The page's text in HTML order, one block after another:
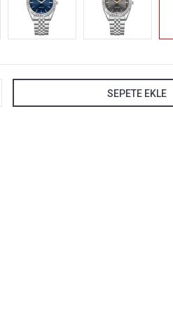
SEPETE EKLE